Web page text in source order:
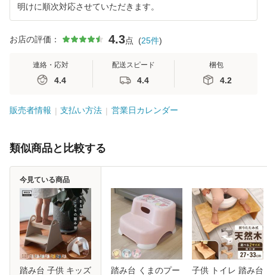
明けに順次対応させていただきます。
お店の評価： 4.3点 (25件)
連絡・応対
4.4
配送スピード
4.4
梱包
4.2
販売者情報 支払い方法 営業日カレンダー
類似商品と比較する
踏み台 子供 キッズ
今見ている商品
踏み台 くまのプー
子供 トイレ 踏み台